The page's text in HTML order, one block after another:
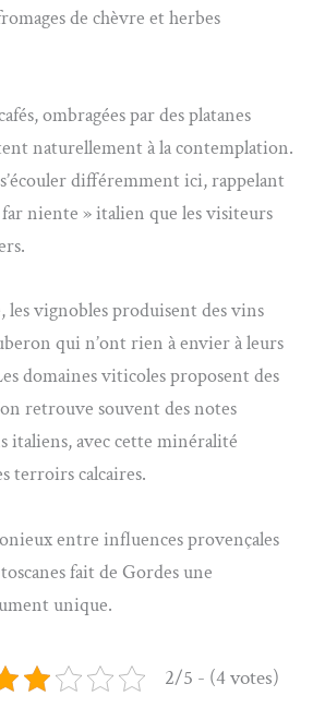
de chèvre et herbes
ombragées par des platanes
naturellement à la contemplation.
différemment ici, rappelant
niente » italien que les visiteurs
vignobles produisent des vins
qui n’ont rien à envier à leurs
domaines viticoles proposent des
retrouve souvent des notes
italiens, avec cette minéralité
terroirs calcaires.
entre influences provençales
fait de Gordes une
unique.
2/5 - (4 votes)